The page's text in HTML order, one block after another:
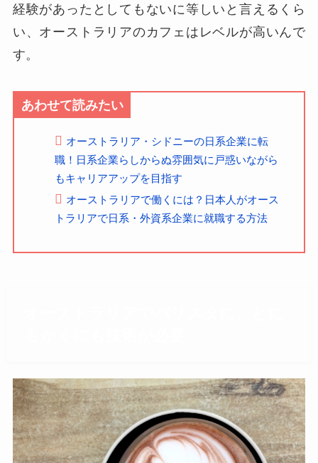
経験があったとしてもないに等しいと言えるくら
い、オーストラリアのカフェはレベルが高いんで
す。
あわせて読みたい
オーストラリア・シドニーの日系企業に転
職！日系企業らしからぬ雰囲気に戸惑いながら
もキャリアアップを目指す
オーストラリアで働くには？日本人がオース
トラリアで日系・外資系企業に就職する方法